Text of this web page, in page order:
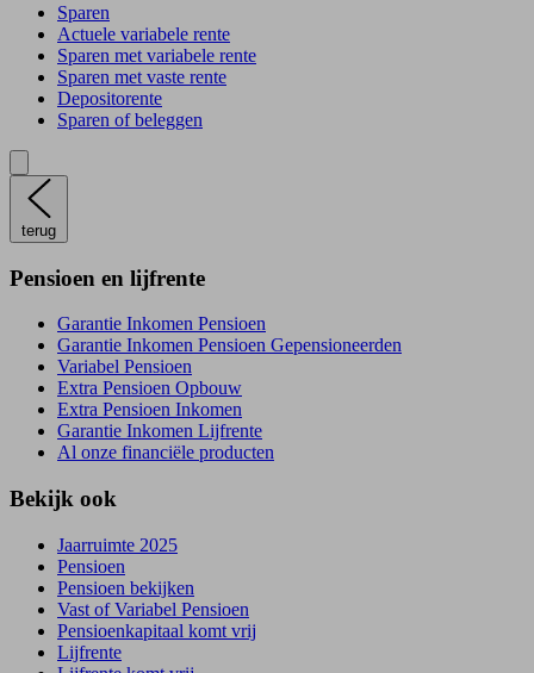
Sparen
Actuele variabele rente
Sparen met variabele rente
Sparen met vaste rente
Depositorente
Sparen of beleggen
terug
Pensioen en lijfrente
Garantie Inkomen Pensioen
Garantie Inkomen Pensioen Gepensioneerden
Variabel Pensioen
Extra Pensioen Opbouw
Extra Pensioen Inkomen
Garantie Inkomen Lijfrente
Al onze financiële producten
Bekijk ook
Jaarruimte 2025
Pensioen
Pensioen bekijken
Vast of Variabel Pensioen
Pensioenkapitaal komt vrij
Lijfrente